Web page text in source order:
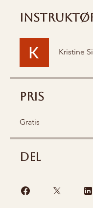
Kristine
Pris
Gratis
Del